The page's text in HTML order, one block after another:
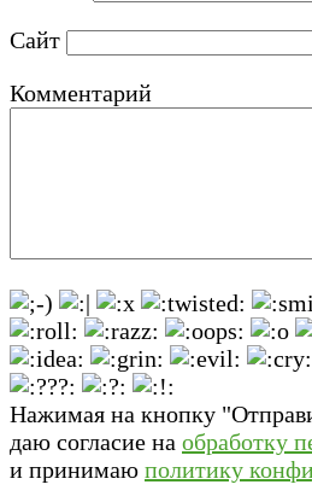
Сайт
Комментарий
Нажимая на кнопку
даю согласие на обработку
и принимаю политику